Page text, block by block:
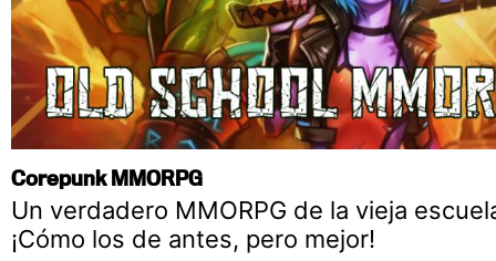
Corepunk MMORPG
Un verdadero MMORPG de la vieja
¡Cómo los de antes, pero mejor!